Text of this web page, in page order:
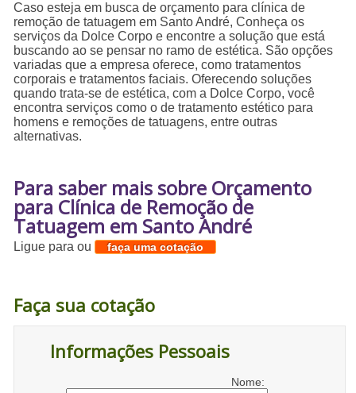
Caso esteja em busca de orçamento para clínica de
remoção de tatuagem em Santo André, Conheça os
serviços da Dolce Corpo e encontre a solução que está
buscando ao se pensar no ramo de estética. São opções
variadas que a empresa oferece, como tratamentos
corporais e tratamentos faciais. Oferecendo soluções
quando trata-se de estética, com a Dolce Corpo, você
encontra serviços como o de tratamento estético para
homens e remoções de tatuagens, entre outras
alternativas.
Para saber mais sobre Orçamento
para Clínica de Remoção de
Tatuagem em Santo André
Ligue paraou faça uma cotação
Faça sua cotação
Informações Pessoais
Nome: